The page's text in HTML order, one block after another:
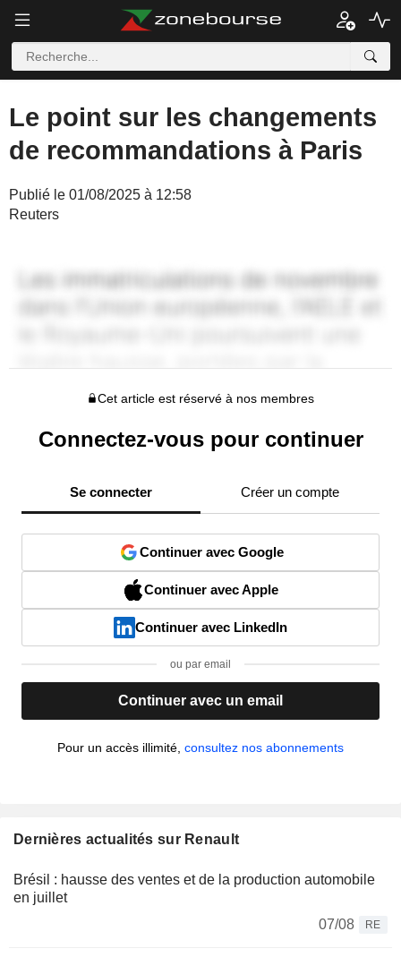
Le point sur les changements
de recommandations à Paris
Publié le 01/08/2025 à 12:58
Reuters
Cet article est réservé à nos membres
Connectez-vous pour continuer
Se connecter Créer un compte
Continuer avec Google
Continuer avec Apple
Continuer avec LinkedIn
ou par email
Continuer avec un email
Pour un accès illimité, consultez nos abonnements
Dernières actualités sur Renault
Brésil : hausse des ventes et de la production automobile
en juillet
07/08
RE